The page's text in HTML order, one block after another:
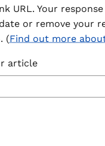
URL. Your
or remove your
(Find out more
article